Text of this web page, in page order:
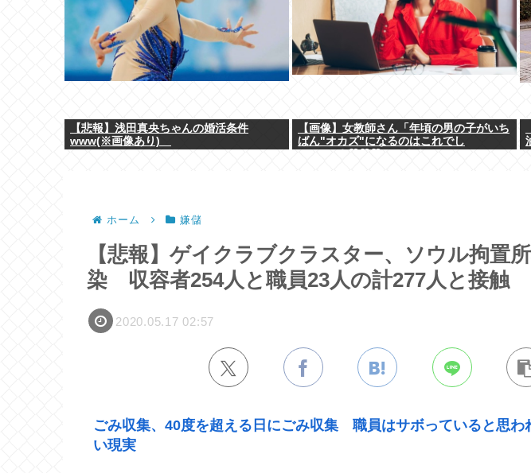
【悲報】浅田真央ちゃんの婚活条件
www(※画像あり)
【画像】女教師さん「年頃の男の子がいち
ばん"オカズ"になるのはこれでし
ホーム 嫌儲
【悲報】ゲイクラブクラスター、ソウル拘置
染 収容者254人と職員23人の計277人と接触
2020.05.17 02:57
ごみ収集、40度を超える日にごみ収集 職員はサボっていると思わ
い現実